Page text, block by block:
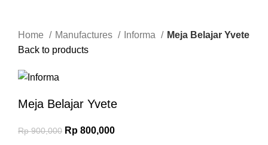
Home
Manufactures Informa
Meja Belajar Yvete
Back to products
Meja Belajar Yvete
Rp900,000 Rp 800,000